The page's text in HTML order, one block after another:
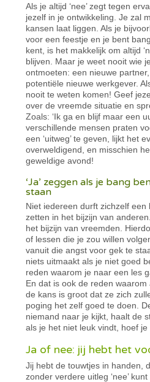
Als je altijd ‘nee’ zegt tegen
jezelf in je ontwikkeling. Je zal
kansen laat liggen. Als je
voor een feestje en je bent
kent, is het makkelijk om altijd
blijven. Maar je weet nooit wie
ontmoeten: een nieuwe
potentiële nieuwe werkgever.
nooit te weten komen! Geef
over de vreemde situatie en
Zoals: ‘Ik ga en blijf maar een
verschillende mensen praten
een ‘uitweg’ te geven, lijkt het
overweldigend, en misschien
geweldige avond!
‘Ja’ zeggen als je bang
staan
Niet iedereen durft zichzelf een
zetten in het bijzijn van
het bijzijn van vreemden.
of lessen die je zou willen
vanuit die angst voor gek te
niets uitmaakt als je niet goed
reden waarom je naar een les
En dat is ook de reden
de kans is groot dat ze zich
poging het zelf goed te doen.
niemand naar je kijkt, haalt de
als je het niet leuk vindt, hoef je
Ja of nee: jij hebt het
Jij hebt de touwtjes in handen,
zonder verdere uitleg ‘nee’